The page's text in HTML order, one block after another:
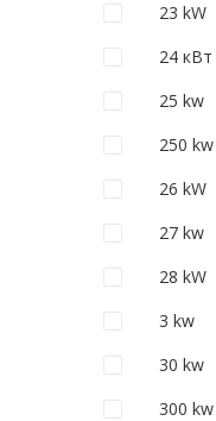
23 kW
24 кВт
25 kw
250 kw
26 kW
27 kw
28 kW
3 kw
30 kw
300 kw